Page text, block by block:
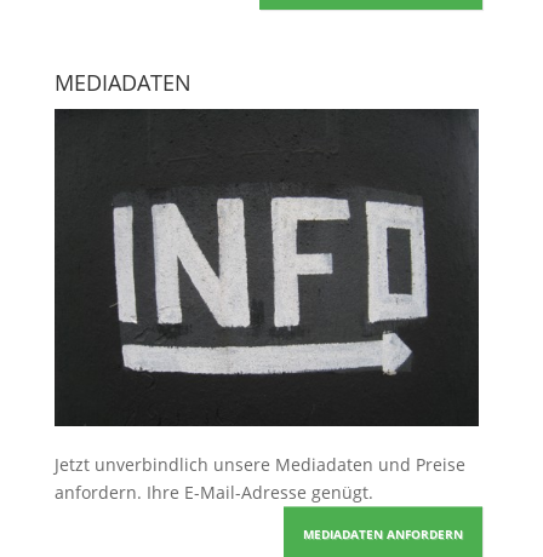
MEDIADATEN
Jetzt unverbindlich unsere Mediadaten und Preise
anfordern. Ihre E-Mail-Adresse genügt.
MEDIADATEN ANFORDERN